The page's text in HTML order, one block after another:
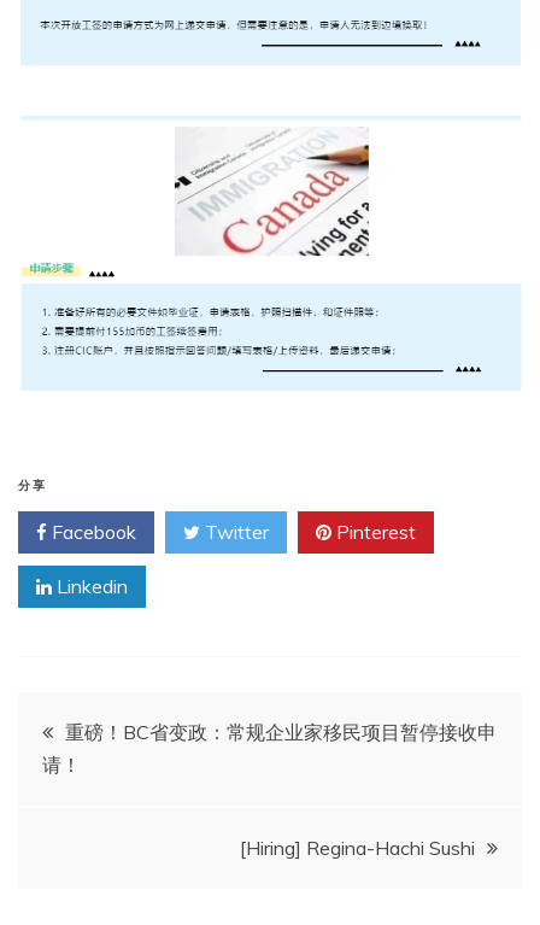
分享
Facebook Twitter Pinterest
Linkedin
文
章
重磅！BC省变政：常规企业家移民项目暂停接收申
请！
[Hiring] Regina-Hachi Sushi